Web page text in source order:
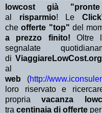
lowcost già
al risparmio! Le
cheofferte "top" del
a prezzo finito! Oltre
segnalate
di ViaggiareLowCost.org
web (http://
loro riservato e
propriavacanza
tra centinaia di offerte